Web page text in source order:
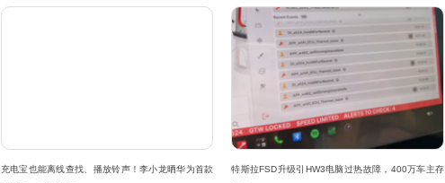
充电宝也能离线查找、播放铃声！李小龙晒华为首款 特斯拉FSD升级引HW3电脑过热故障，400万车主存